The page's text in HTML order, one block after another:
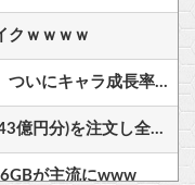
クｗｗｗｗ
【朗報】ファイアーエムブレムさん、ついにキャラ成長率がゲーム内で見れるようになる
【悲報】週間少年ジャンプのグッズ(43億円分)を注文し全てキャンセルした女逮捕ｗｗｗｗｗｗｗｗ
が主流にwww